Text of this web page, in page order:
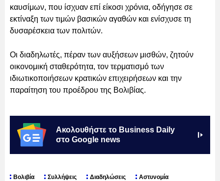
καυσίμων, που ίσχυαν επί είκοσι χρόνια, οδήγησε σε
εκτίναξη των τιμών βασικών αγαθών και ενίσχυσε τη
δυσαρέσκεια των πολιτών.
Οι διαδηλωτές, πέραν των αυξήσεων μισθών, ζητούν
οικονομική σταθερότητα, τον τερματισμό των
ιδιωτικοποιήσεων κρατικών επιχειρήσεων και την
παραίτηση του προέδρου της Βολιβίας.
Ακολουθήστε το Business Daily
στο Google news
Βολιβία Συλλήψεις Διαδηλώσεις Αστυνομία